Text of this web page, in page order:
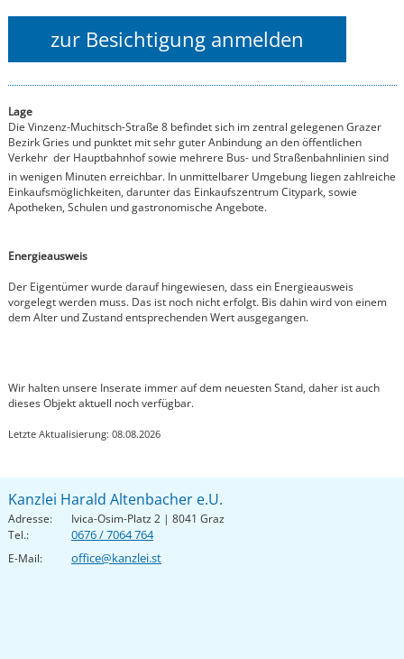
zur Besichtigung anmelden
Lage
Die Vinzenz-Muchitsch-Straße 8 befindet sich im zentral gelegenen Grazer
Bezirk Gries und punktet mit sehr guter Anbindung an den öffentlichen
Verkehr  der Hauptbahnhof sowie mehrere Bus- und Straßenbahnlinien sind
in wenigen Minuten erreichbar. In unmittelbarer Umgebung liegen zahlreiche
Einkaufsmöglichkeiten, darunter das Einkaufszentrum Citypark, sowie
Apotheken, Schulen und gastronomische Angebote.
Energieausweis
Der Eigentümer wurde darauf hingewiesen, dass ein Energieausweis
vorgelegt werden muss. Das ist noch nicht erfolgt. Bis dahin wird von einem
dem Alter und Zustand entsprechenden Wert ausgegangen.
Wir halten unsere Inserate immer auf dem neuesten Stand, daher ist auch
dieses Objekt aktuell noch verfügbar.
Letzte Aktualisierung: 08.08.2026
Kanzlei Harald Altenbacher e.U.
Adresse:
Ivica-Osim-Platz 2 | 8041 Graz
Tel.:
0676 / 7064 764
E-Mail: office@kanzlei.st